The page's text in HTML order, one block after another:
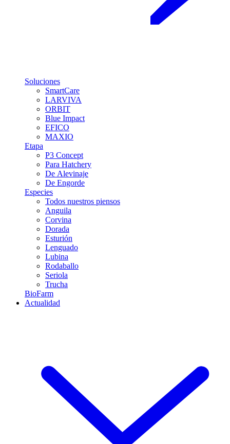
Soluciones
SmartCare
LARVIVA
ORBIT
Blue Impact
EFICO
MAXIO
Etapa
P3 Concept
Para Hatchery
De Alevinaje
De Engorde
Especies
Todos nuestros piensos
Anguila
Corvina
Dorada
Esturión
Lenguado
Lubina
Rodaballo
Seriola
Trucha
BioFarm
Actualidad